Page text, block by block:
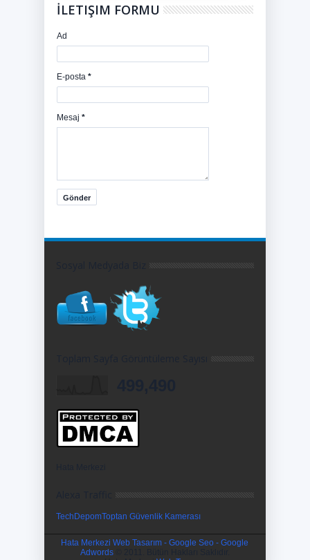
İLETIŞIM FORMU
Ad
E-posta *
Mesaj *
TechDepomToptan Güvenlik Kamerası
Hata Merkezi Web Tasarım - Google Seo - Google
Adwords© 2011. Bütün Hakları Saklıdır.